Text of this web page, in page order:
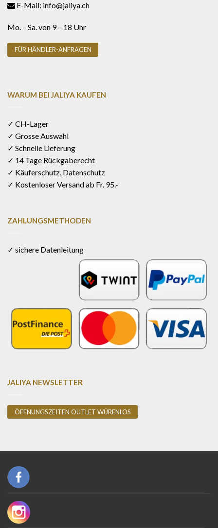
E-Mail: info@jaliya.ch
Mo. – Sa. von 9 – 18 Uhr
FÜR HÄNDLER-ANFRAGEN
WARUM BEI JALIYA KAUFEN
✓ CH-Lager
✓ Grosse Auswahl
✓ Schnelle Lieferung
✓ 14 Tage Rückgaberecht
✓ Käuferschutz, Datenschutz
✓ Kostenloser Versand ab Fr. 95.-
ZAHLUNGSMETHODEN
✓ sichere Datenleitung
JALIYA NEWSLETTER
ÖFFNUNGSZEITEN OUTLET WÜRENLOS